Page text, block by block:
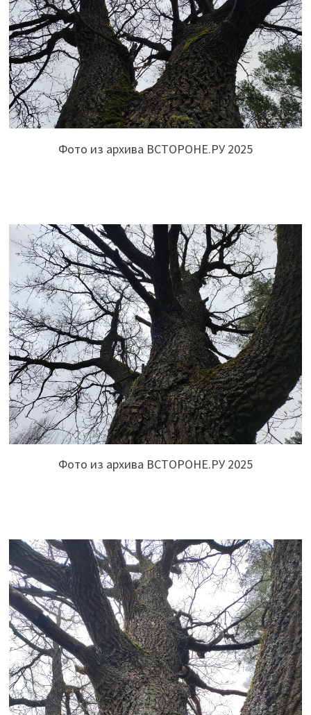
Фото из архива ВСТОРОНЕ.РУ 2025
Фото из архива ВСТОРОНЕ.РУ 2025